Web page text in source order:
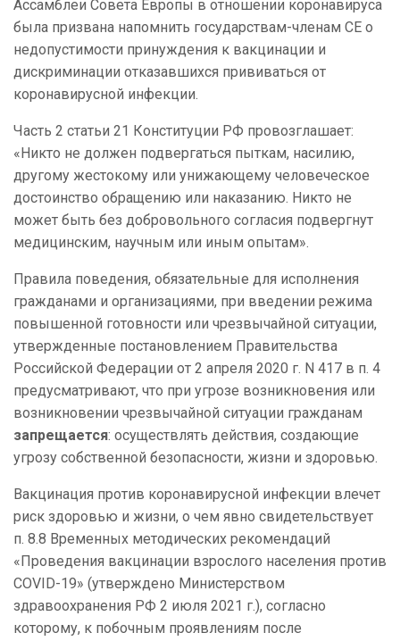
Ассамблеи Совета Европы в отношении коронавируса
была призвана напомнить государствам-членам СЕ о
недопустимости принуждения к вакцинации и
дискриминации отказавшихся прививаться от
коронавирусной инфекции.
Часть 2 статьи 21 Конституции РФ провозглашает:
«Никто не должен подвергаться пыткам, насилию,
другому жестокому или унижающему человеческое
достоинство обращению или наказанию. Никто не
может быть без добровольного согласия подвергнут
медицинским, научным или иным опытам».
Правила поведения, обязательные для исполнения
гражданами и организациями, при введении режима
повышенной готовности или чрезвычайной ситуации,
утвержденные постановлением Правительства
Российской Федерации от 2 апреля 2020 г. N 417 в п. 4
предусматривают, что при угрозе возникновения или
возникновении чрезвычайной ситуации гражданам
запрещается: осуществлять действия, создающие
угрозу собственной безопасности, жизни и здоровью.
Вакцинация против коронавирусной инфекции влечет
риск здоровью и жизни, о чем явно свидетельствует
п. 8.8 Временных методических рекомендаций
«Проведения вакцинации взрослого населения против
COVID-19» (утверждено Министерством
здравоохранения РФ 2 июля 2021 г.), согласно
которому, к побочным проявлениям после